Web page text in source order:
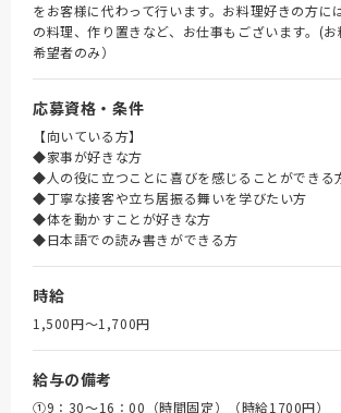
をお客様に代わって行います。お料理好きの方に
の料理、作り置きなど、お仕事もございます。(お
希望者のみ）
応募資格・条件
【向いている方】
◆家事が好きな方
◆人の役に立つことに喜びを感じることができる
◆丁寧な接客や立ち居振る舞いを学びたい方
◆体を動かすことが好きな方
◆日本語での読み書きができる方
時給
1,500円〜1,700円
給与の備考
①9：30～16：00（時間固定）（時給1700円）